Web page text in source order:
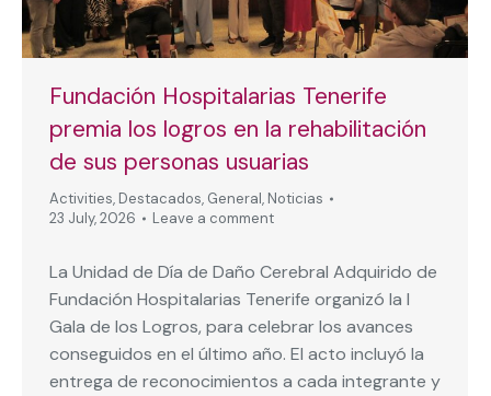
Fundación Hospitalarias Tenerife
premia los logros en la rehabilitación
de sus personas usuarias
Activities, Destacados, General, Noticias
23 July, 2026
Leave a comment
La Unidad de Día de Daño Cerebral Adquirido de
Fundación Hospitalarias Tenerife organizó la I
Gala de los Logros, para celebrar los avances
conseguidos en el último año. El acto incluyó la
entrega de reconocimientos a cada integrante y